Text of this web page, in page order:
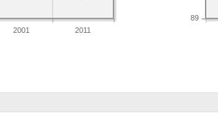
2001 2011
89